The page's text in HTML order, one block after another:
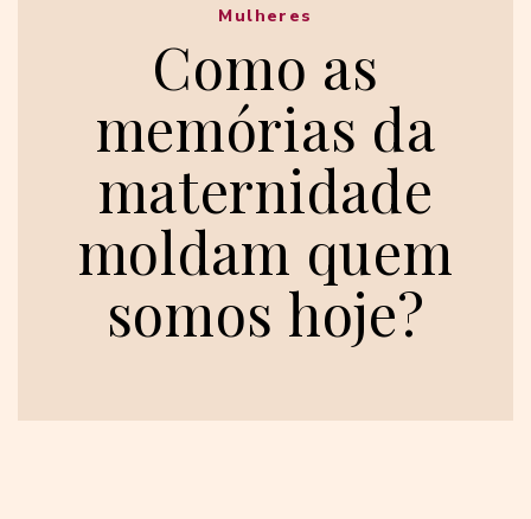
Como as
memórias da
maternidade
moldam quem
somos hoje?
Mulheres